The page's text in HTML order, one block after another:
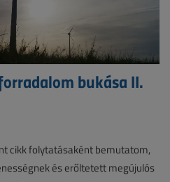
bukása II.
cikk folytatásaként bemutatom,
és erőltetett megújulós